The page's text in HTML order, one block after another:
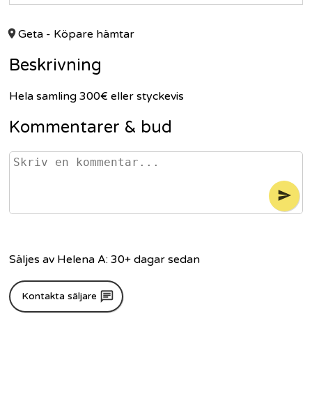
Geta - Köpare hämtar
Beskrivning
Hela samling 300€ eller styckevis
Kommentarer & bud
Säljes av Helena A:30+ dagar sedan
Kontakta säljare